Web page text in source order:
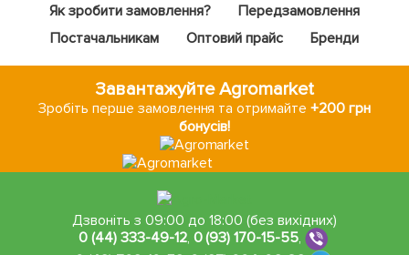
Як зробити замовлення?
Передзамовлення
Постачальникам
Оптовий прайс Бренди
Завантажуйте Agromarket
Зробіть перше замовлення та отримайте+200 грн
бонусів!
Дзвоніть з 09:00 до 18:00 (без вихідних)
0 (44) 333-49-12, 0 (93) 170-15-55,